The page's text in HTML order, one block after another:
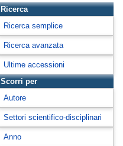
Ricerca
Ricerca semplice
Ricerca avanzata
Ultime accessioni
Scorri per
Autore
Settori scientifico-disciplinari
Anno